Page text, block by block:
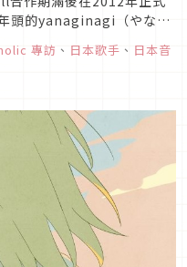
頭的yanaginagi（やなぎ
發表第7張原創專輯的她，
程、一直以來的...
專訪 、 日本歌手 、 日本音